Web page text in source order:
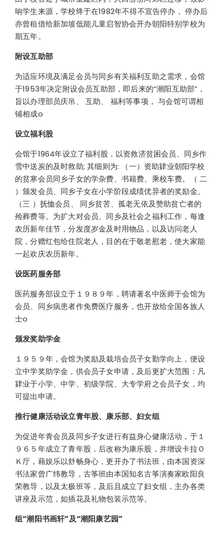
响学生来源，学校终于在1982年不得不宣告停办， 停办后
亦曾租借给新加坡低能儿童启智协会开办朝阳特别学校为
期五年。
附设互助部
为适应环境及满足会员与同乡有关福利互助之需求，会馆
于1953年决定附设会员互助部，即后来的“潮阳互助部”，
旨以办理部员庆吊、 互助、 福利等事项， 与会馆可谓相
铺相成o
设立福利股
会馆于1964年设立了福利股，以资救济贫困会员、同乡作
雪中送炭的及时救助; 其细则为: （一）资助肄业朝阳学校
的贫寒会员同乡子女的学杂费、书籍费、乘校车费。（ 二
）颁发会员、同乡子女在小学阶段成绩优异者的奖励金。
（三 ）抚恤会员、 同乡贫苦、孤老无依及赞助贫亡者的
殓葬费等。为扩大对会员、同乡及社会之福利工作，每逢
农历新年佳节，分发度岁金及时用物品，以及访问老人
院，分赠红包给住院老人，目的在于敬老慰老，使大家能
一起欢庆农历新年。
设医药服务部
医药服务部设立于１９８９年，聘请著名中医师于会馆为
会员、同乡病患者作免费医疗服务，也开放给全国各族人
士o
颁发奖助学金
１９５９年，会馆为奖励及栽培会员子女勤学向上，便设
立中学奖助学金，供会员子女申请，及后更扩大范围：凡
肄业于小学、中学、初级学院、大专学府之会员子女，均
可提出申请。
推行健康活动设立青年股、康乐部、妇女组
为促进年青会员及同乡子女进行有益身心健康活动，于１
９６５年成立了青年股，后改称为康乐股，并增设卡拉Ｏ
Ｋ厅，藉娱乐以舒畅身心，更开办了书法班，由本国资深
书法家曾广纬教导，古筝班由本国知名古筝演奏家欧阳良
荣教导，以及太极班等，及后且成立了妇女组，主办各类
讲座及示范，如插花及礼物包装示范等。
组“潮阳书画轩”及“潮阳康艺园”